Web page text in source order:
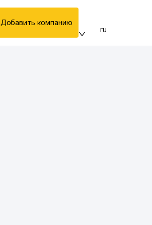
Добавить компанию
ru